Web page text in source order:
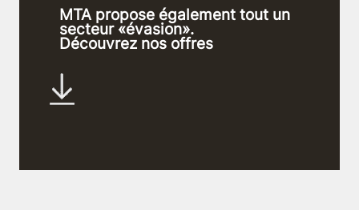
MTA propose également tout un
secteur «évasion».
Découvrez nos offres